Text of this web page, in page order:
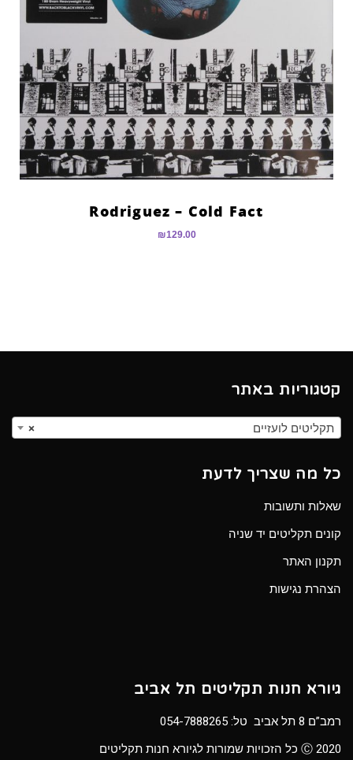
Rodriguez – Cold Fact
₪129.00
קטגוריות באתר
× תקליטים לועזיים
כל מה שצריך לדעת
שאלות ותשובות
קונים תקליטים יד שניה
תקנון האתר
הצהרת נגישות
גיורא חנות תקליטים תל אביב
רמב”ם 8 תל אביב טל:
054-7888265
Ⓒ 2020 כל הזכויות שמורות לגיורא חנות תקליטים